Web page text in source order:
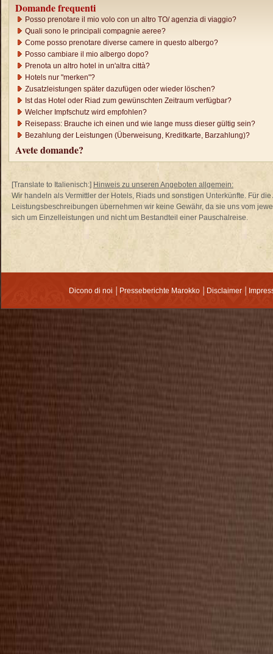
Domande frequenti
Posso prenotare il mio volo con un altro TO/ agenzia di viaggio?
Quali sono le principali compagnie aeree?
Come posso prenotare diverse camere in questo albergo?
Posso cambiare il mio albergo dopo?
Prenota un altro hotel in un'altra città?
Hotels nur "merken"?
Zusatzleistungen später dazufügen oder wieder löschen?
Ist das Hotel oder Riad zum gewünschten Zeitraum verfügbar?
Welcher Impfschutz wird empfohlen?
Reisepass: Brauche ich einen und wie lange muss dieser gültig sein?
Bezahlung der Leistungen (Überweisung, Kreditkarte, Barzahlung)?
Avete domande?
[Translate to Italienisch:] Hinweis zu unseren Angeboten allgemein:
Wir handeln als Vermittler der Hotels, Riads und sonstigen Unterkünfte. Für
Leistungsbeschreibungen übernehmen wir keine Gewähr, da sie uns vom
sich um Einzelleistungen und nicht um Bestandteil einer Pauschalreise.
Dicono di noi Presseberichte Marokko Disclaimer